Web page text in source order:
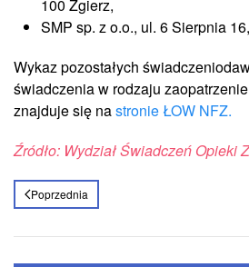
100 Zgierz,
SMP sp. z o.o., ul. 6 Sierpnia
Wykaz pozostałych
świadczenia w rodzaju
znajduje się nastronie ŁOW NFZ.
Źródło: Wydział Świadczeń Opieki
Poprzednia